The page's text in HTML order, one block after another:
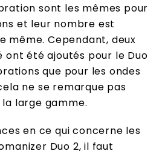
sont les mêmes pour
et leur nombre est
même. Cependant, deux
ont été ajoutés pour le Duo
que pour les ondes
ne se remarque pas
large gamme.
en ce qui concerne les
Duo 2, il faut